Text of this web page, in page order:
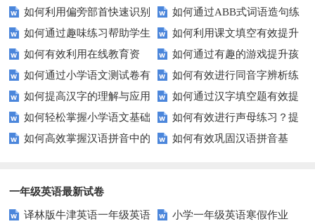
后隐藏的故事？
生的拼音水平？
如何利用偏旁部首快速识别
汉字？
如何通过ABB式词语造句练
习提高孩子的语言表达能力？
如何通过趣味练习帮助学生
掌握反义词匹配？
如何利用课文填空有效提升
语文成绩？
如何有效利用在线教育资
源？
如何通过有趣的游戏提升孩
子的句子补全技巧？
如何通过小学语文测试卷有
效提高孩子的阅读与写作技能？
如何有效进行同音字辨析练
习？这些方法让你事半功倍！
如何提高汉字的理解与应用
能力？这里有妙招！
如何通过汉字填空题有效提
升小学生的汉字书写能力？
如何轻松掌握小学语文基础
知识？
如何有效进行声母练习？提
升发音技巧有妙招！
如何高效掌握汉语拼音中的
如何有效巩固汉语拼音基
一年级英语最新试卷
译林版牛津英语一年级英语
小学一年级英语寒假作业